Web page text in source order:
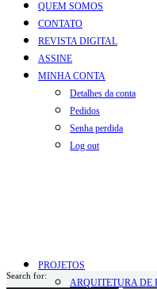
QUEM SOMOS
CONTATO
REVISTA DIGITAL
ASSINE
MINHA CONTA
Detalhes da conta
Pedidos
Senha perdida
Log out
PROJETOS
ARQUITETURA DE
Search for: